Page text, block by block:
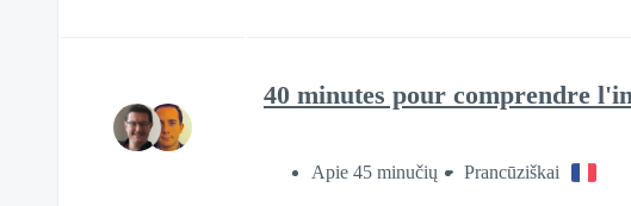
40 minutes pour comprendre
Apie 45 minučių Prancūziškai